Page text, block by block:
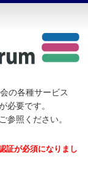
の各種サービス
必要です。
参照ください。
証が必須になりまし